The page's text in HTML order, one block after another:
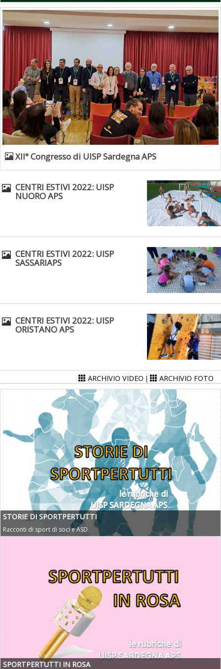
XII° Congresso di UISP Sardegna APS
CENTRI ESTIVI 2022: UISP
NUORO APS
CENTRI ESTIVI 2022: UISP
SASSARIAPS
CENTRI ESTIVI 2022: UISP
ORISTANO APS
ARCHIVIO VIDEO | ARCHIVIO FOTO
STORIE DI SPORTPERTUTTI
Racconti di sport di soci e ASD
SPORTPERTUTTI IN ROSA